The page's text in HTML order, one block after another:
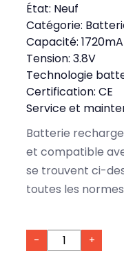
État: Neuf
Catégorie:
Capacité:
Tension: 3.8V
Technologie
Certification: CE
Service et
Batterie
et compatible
se trouvent ci-
toutes les
- +